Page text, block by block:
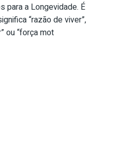
para a Longevidade. É
“razão de viver”,
ou “força mot